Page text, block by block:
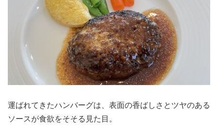
運ばれてきたハンバーグは、表面の香ばしさとツヤのある
ソースが食欲をそそる見た目。